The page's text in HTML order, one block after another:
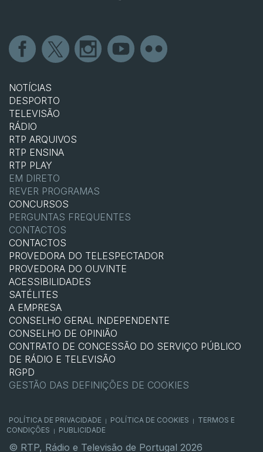
NOTÍCIAS
DESPORTO
TELEVISÃO
RÁDIO
RTP ARQUIVOS
RTP ENSINA
RTP PLAY
EM DIRETO
REVER PROGRAMAS
CONCURSOS
PERGUNTAS FREQUENTES
CONTACTOS
CONTACTOS
PROVEDORA DO TELESPECTADOR
PROVEDORA DO OUVINTE
ACESSIBILIDADES
SATÉLITES
A EMPRESA
CONSELHO GERAL INDEPENDENTE
CONSELHO DE OPINIÃO
CONTRATO DE CONCESSÃO DO SERVIÇO PÚBLICO
DE RÁDIO E TELEVISÃO
RGPD
GESTÃO DAS DEFINIÇÕES DE COOKIES
POLÍTICA DE PRIVACIDADE POLÍTICA DE COOKIES
TERMOS E
CONDIÇÕES
PUBLICIDADE
© RTP, Rádio e Televisão de Portugal 2026